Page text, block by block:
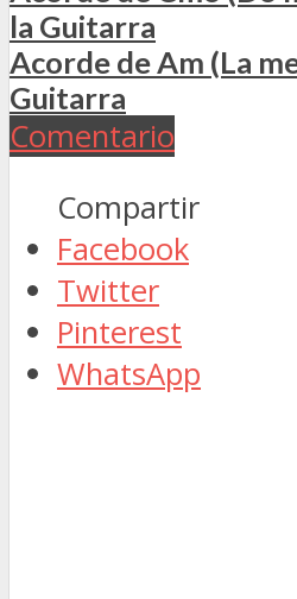
la Guitarra
Acorde de Am (La
Guitarra
Comentario
Compartir
Facebook
Twitter
Pinterest
WhatsApp